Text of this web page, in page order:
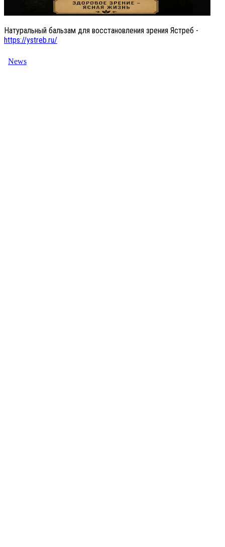
Натуральный бальзам для восстановления зрения Ястреб -
https://ystreb.ru/